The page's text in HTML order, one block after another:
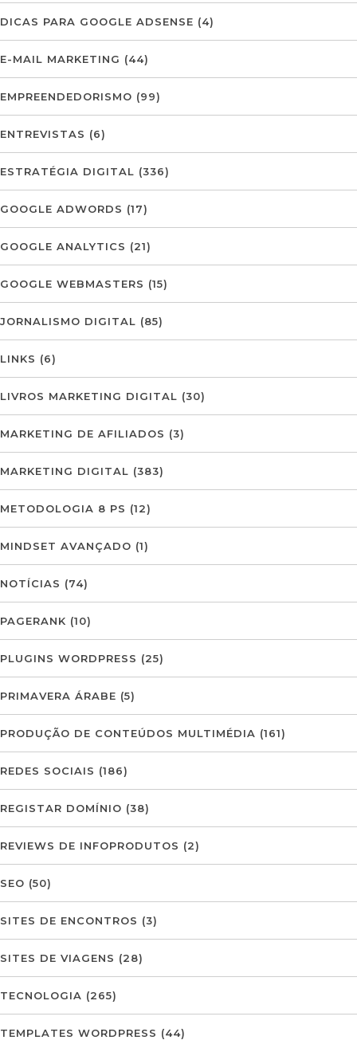
DICAS PARA GOOGLE ADSENSE (4)
E-MAIL MARKETING (44)
EMPREENDEDORISMO (99)
ENTREVISTAS (6)
ESTRATÉGIA DIGITAL (336)
GOOGLE ADWORDS (17)
GOOGLE ANALYTICS (21)
GOOGLE WEBMASTERS (15)
JORNALISMO DIGITAL (85)
LINKS (6)
LIVROS MARKETING DIGITAL (30)
MARKETING DE AFILIADOS (3)
MARKETING DIGITAL (383)
METODOLOGIA 8 PS (12)
MINDSET AVANÇADO (1)
NOTÍCIAS (74)
PAGERANK (10)
PLUGINS WORDPRESS (25)
PRIMAVERA ÁRABE (5)
PRODUÇÃO DE CONTEÚDOS MULTIMÉDIA (161)
REDES SOCIAIS (186)
REGISTAR DOMÍNIO (38)
REVIEWS DE INFOPRODUTOS (2)
SEO (50)
SITES DE ENCONTROS (3)
SITES DE VIAGENS (28)
TECNOLOGIA (265)
TEMPLATES WORDPRESS (44)